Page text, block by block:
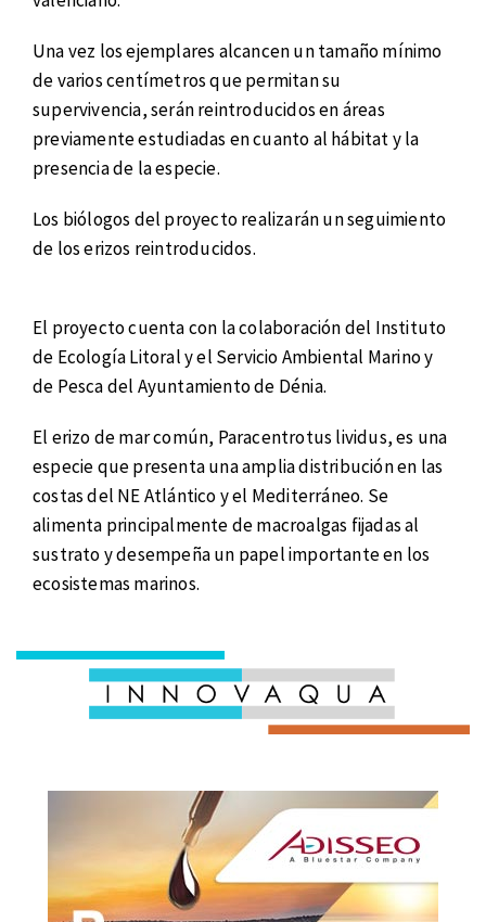
Una vez los ejemplares alcancen un tamaño mínimo
de varios centímetros que permitan su
supervivencia, serán reintroducidos en áreas
previamente estudiadas en cuanto al hábitat y la
presencia de la especie.
Los biólogos del proyecto realizarán un seguimiento
de los erizos reintroducidos.
El proyecto cuenta con la colaboración del Instituto
de Ecología Litoral y el Servicio Ambiental Marino y
de Pesca del Ayuntamiento de Dénia.
El erizo de mar común, Paracentrotus lividus, es una
especie que presenta una amplia distribución en las
costas del NE Atlántico y el Mediterráneo. Se
alimenta principalmente de macroalgas fijadas al
sustrato y desempeña un papel importante en los
ecosistemas marinos.